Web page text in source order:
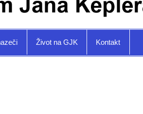
Život na GJK Kontakt